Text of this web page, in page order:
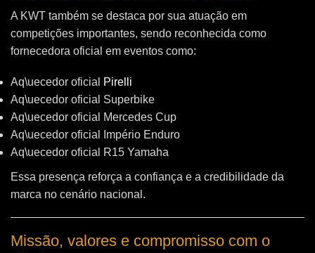
A KWT também se destaca por sua atuação em
competições importantes, sendo reconhecida como
fornecedora oficial em eventos como:
Aq\uecedor oficial
Pirelli
Aq\uecedor oficial Superbike
Aq\uecedor oficial Mercedes Cup
Aq\uecedor oficial Império Enduro
Aq\uecedor oficial R15 Yamaha
Essa presença reforça a confiança e a credibilidade da
marca no cenário nacional.
Missão, valores e compromisso com o